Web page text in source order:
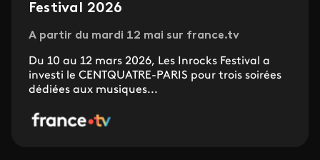
Festival 2026
A partir du mardi 12 mai sur france.tv
Du 10 au 12 mars 2026, Les Inrocks Festival a
investi le CENTQUATRE-PARIS pour trois soirées
dédiées aux musiques...